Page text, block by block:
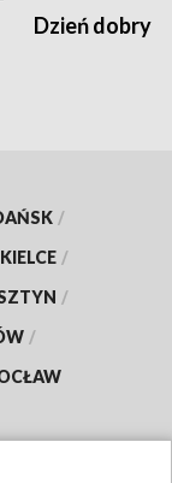
Dzień dobry
/
KIELCE /
/
/